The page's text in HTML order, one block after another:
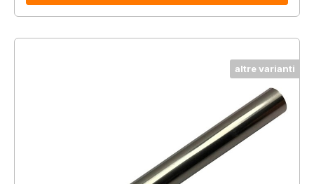
altre varianti